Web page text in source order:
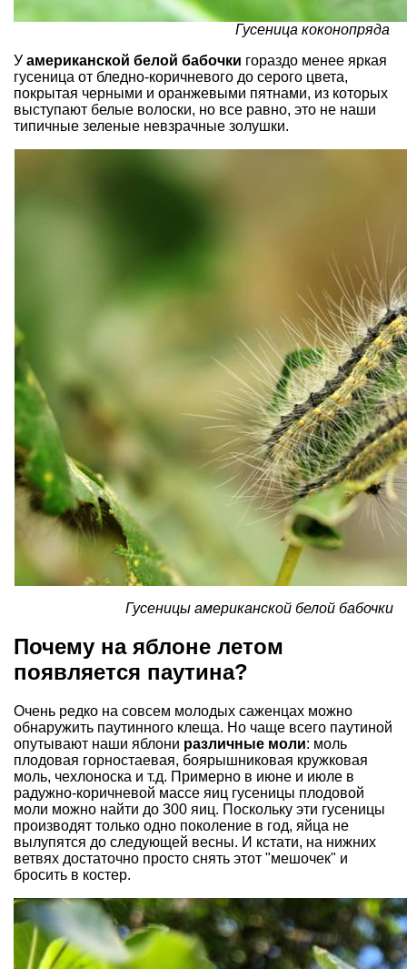
Гусеница коконопряда
У американской белой бабочки гораздо менее яркая
гусеница от бледно-коричневого до серого цвета,
покрытая черными и оранжевыми пятнами, из которых
выступают белые волоски, но все равно, это не наши
типичные зеленые невзрачные золушки.
Гусеницы американской белой бабочки
Почему на яблоне летом
появляется паутина?
Очень редко на совсем молодых саженцах можно
обнаружить паутинного клеща. Но чаще всего паутиной
опутывают наши яблони различные моли: моль
плодовая горностаевая, боярышниковая кружковая
моль, чехлоноска и т.д. Примерно в июне и июле в
радужно-коричневой массе яиц гусеницы плодовой
моли можно найти до 300 яиц. Поскольку эти гусеницы
производят только одно поколение в год, яйца не
вылупятся до следующей весны. И кстати, на нижних
ветвях достаточно просто снять этот "мешочек" и
бросить в костер.